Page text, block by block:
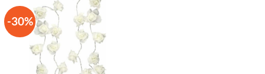
-30%